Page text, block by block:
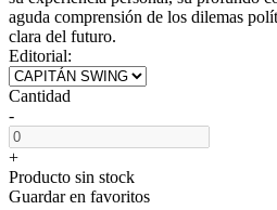
aguda comprensión de los dilemas
clara del futuro.
Editorial:
Cantidad
-
+
Producto sin stock
Guardar en favoritos